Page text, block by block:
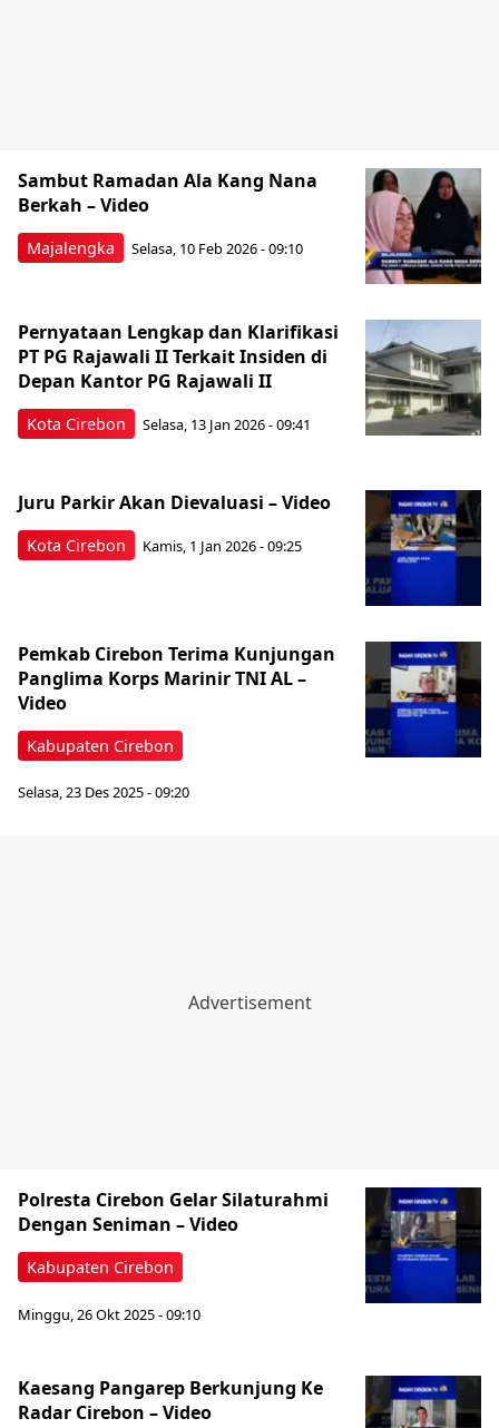
Majalengka
Sambut Ramadan Ala Kang Nana
Berkah – Video
Selasa, 10 Feb 2026 - 09:10
Kota Cirebon
Pernyataan Lengkap dan Klarifikasi
PT PG Rajawali II Terkait Insiden di
Depan Kantor PG Rajawali II
Selasa, 13 Jan 2026 - 09:41
Kota Cirebon
Juru Parkir Akan Dievaluasi – Video
Kamis, 1 Jan 2026 - 09:25
Kabupaten Cirebon
Pemkab Cirebon Terima Kunjungan
Panglima Korps Marinir TNI AL –
Video
Selasa, 23 Des 2025 - 09:20
Kabupaten Cirebon
Polresta Cirebon Gelar Silaturahmi
Dengan Seniman – Video
Minggu, 26 Okt 2025 - 09:10
Kaesang Pangarep Berkunjung Ke
Radar Cirebon – Video